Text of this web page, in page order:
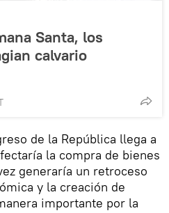
Santa, los
calvario
de la República llega a
la compra de bienes
generaría un retroceso
y la creación de
importante por la